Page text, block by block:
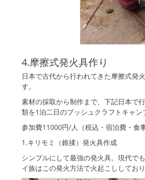
4.摩擦式発火具作り
日本で古代から行われてきた摩擦式発
す。
素材の採取から制作まで、下記日本で
類を1泊二日のブッシュクラフトキャン
参加費11000円/人（税込・宿泊費・食事
1.キリモミ（錐揉）発火具作成
シンプルにして最強の発火具。現代で
イ族はこの発火方法で火起こししており